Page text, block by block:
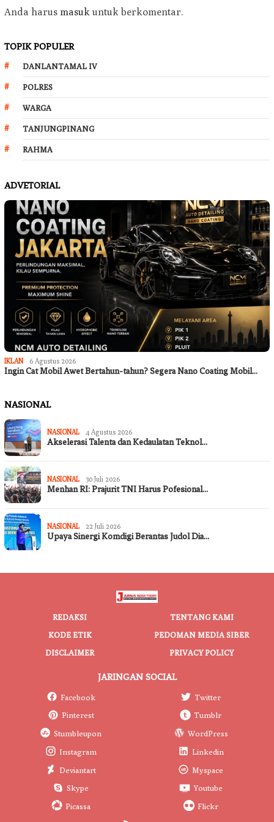
Anda harus masuk untuk berkomentar.
TOPIK POPULER
DANLANTAMAL IV
POLRES
WARGA
TANJUNGPINANG
RAHMA
ADVETORIAL
IKLAN 6 Agustus 2026
Ingin Cat Mobil Awet Bertahun-tahun? Segera Nano Coating Mobil…
NASIONAL
NASIONAL 4 Agustus 2026
Akselerasi Talenta dan Kedaulatan Teknol…
NASIONAL 30 Juli 2026
Menhan RI: Prajurit TNI Harus Pofesional…
NASIONAL 22 Juli 2026
Upaya Sinergi Komdigi Berantas Judol Dia…
REDAKSI
TENTANG KAMI
KODE ETIK
PEDOMAN MEDIA SIBER
DISCLAIMER
PRIVACY POLICY
JARINGAN SOCIAL
Facebook
Twitter
Pinterest
Tumblr
Stumbleupon
WordPress
Instagram
Linkedin
Deviantart
Myspace
Skype
Youtube
Picassa
Flickr